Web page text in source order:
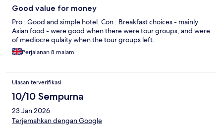
Good value for money
Pro : Good and simple hotel. Con : Breakfast choices - mainly
Asian food - were good when there were tour groups, and were
of mediocre qulaity when the tour groups left.
Perjalanan 8 malam
Ulasan terverifikasi
10/10 Sempurna
23 Jan 2026
Terjemahkan dengan Google